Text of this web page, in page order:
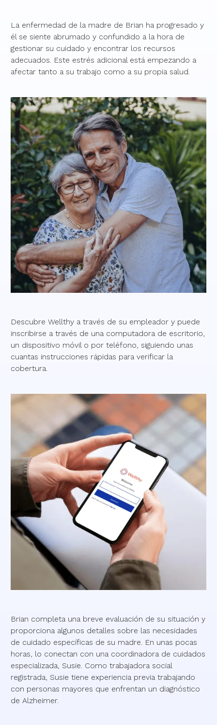
La enfermedad de la madre de Brian ha progresado y
él se siente abrumado y confundido a la hora de
gestionar su cuidado y encontrar los recursos
adecuados. Este estrés adicional está empezando a
afectar tanto a su trabajo como a su propia salud.
Descubre Wellthy a través de su empleador y puede
inscribirse a través de una computadora de escritorio,
un dispositivo móvil o por teléfono, siguiendo unas
cuantas instrucciones rápidas para verificar la
cobertura.
Brian completa una breve evaluación de su situación y
proporciona algunos detalles sobre las necesidades
de cuidado específicas de su madre. En unas pocas
horas, lo conectan con una coordinadora de cuidados
especializada, Susie. Como trabajadora social
registrada, Susie tiene experiencia previa trabajando
con personas mayores que enfrentan un diagnóstico
de Alzheimer.